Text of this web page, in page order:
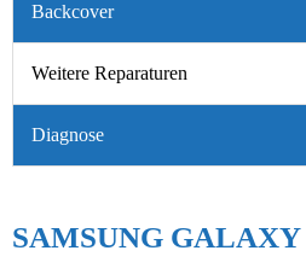
Backcover
Weitere Reparaturen
Diagnose
SAMSUNG GALAXY